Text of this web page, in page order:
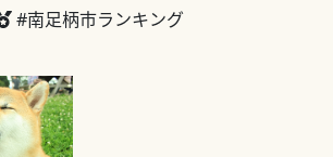
#南足柄市ランキング